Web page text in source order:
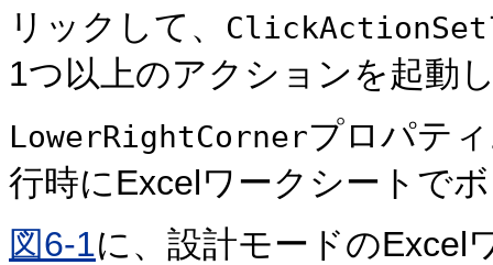
リックして、
ClickActionSet
1つ以上のアクションを起動
LowerRightCornerプロパテ
行時にExcelワークシートで
図6-1に、設計モードのExcel